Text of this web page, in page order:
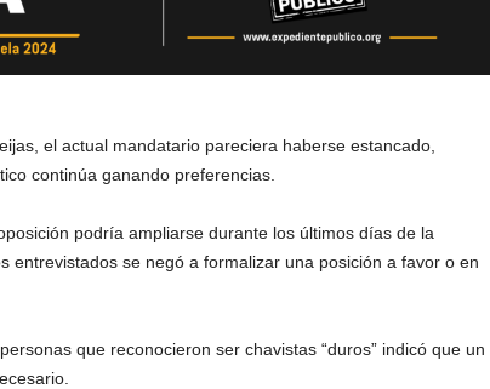
el actual mandatario pareciera haberse estancado,
continúa ganando preferencias.
podría ampliarse durante los últimos días de la
entrevistados se negó a formalizar una posición a favor o en
que reconocieron ser chavistas “duros” indicó que un